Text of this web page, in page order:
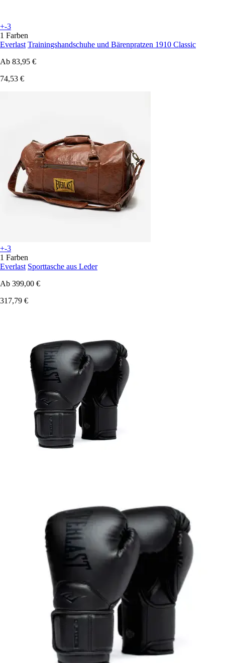
+-3
1 Farben
Everlast Trainingshandschuhe und Bärenpratzen 1910 Classic
Ab 83,95 €
74,53 €
+-3
1 Farben
Everlast Sporttasche aus Leder
Ab 399,00 €
317,79 €